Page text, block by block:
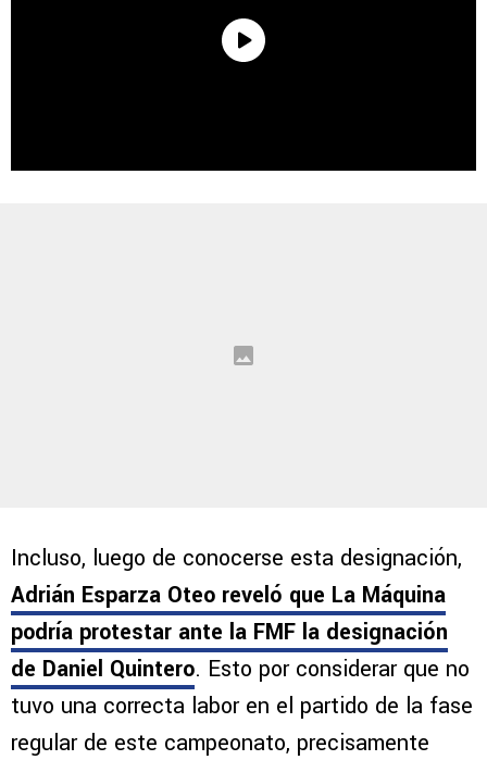
Incluso, luego de conocerse esta designación,
Adrián Esparza Oteo reveló que La Máquina
podría protestar ante la FMF la designación
de Daniel Quintero. Esto por considerar que no
tuvo una correcta labor en el partido de la fase
regular de este campeonato, precisamente